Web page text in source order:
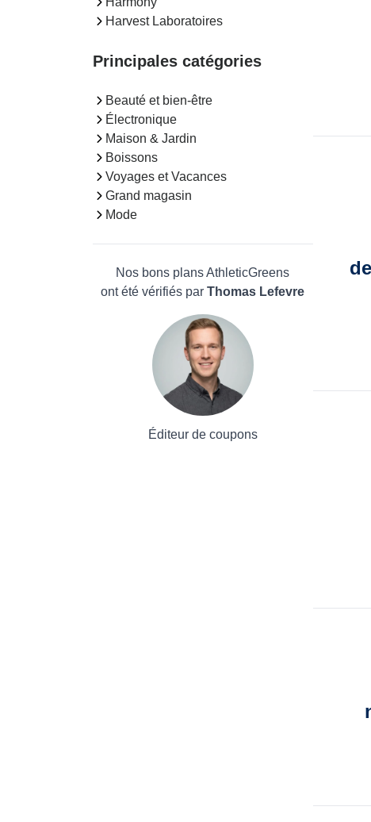
Harvest Laboratoires
Principales catégories
Beauté et bien-être
Électronique
Maison & Jardin
Boissons
Voyages et Vacances
Grand magasin
Mode
Nos bons plans AthleticGreens
ont été vérifiés parThomas Lefevre
Éditeur de coupons